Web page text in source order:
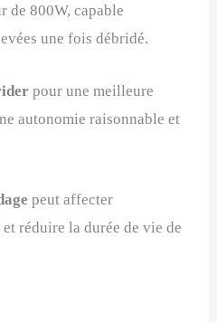
de 800W, capable
une fois débridé.
pour une meilleure
autonomie raisonnable et
peut affecter
réduire la durée de vie de